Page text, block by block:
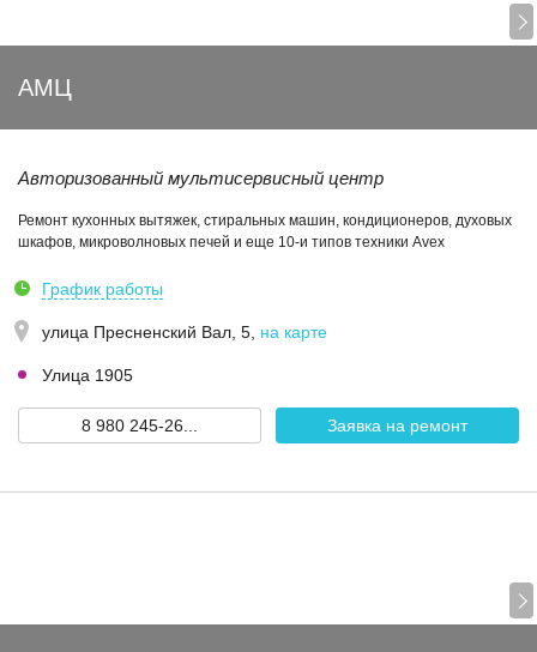
АМЦ
Авторизованный мультисервисный центр
Ремонт кухонных вытяжек, стиральных машин, кондиционеров, духовых
шкафов, микроволновых печей и еще 10-и типов техники Avex
График работы
улица Пресненский Вал, 5 на карте
Улица 1905
8 980 245-26... Заявка на ремонт